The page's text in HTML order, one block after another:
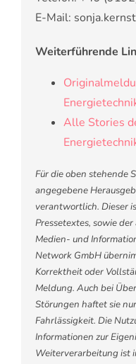
E-Mail:
Weiterführende
Alle Stories
Für die oben stehende
angegebene
verantwortlich. Dieser
Pressetextes, sowie
Medien- und
Network GmbH
Korrektheit oder
Meldung. Auch bei
Störungen haftet sie
Fahrlässigkeit. Die
Informationen zur
Weiterverarbeitung ist